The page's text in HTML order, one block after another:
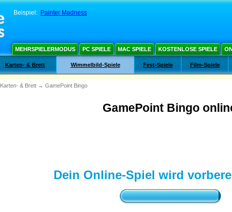
Beispiel: Painter Madness
MEHRSPIELERMODUS PC SPIELE MAC SPIELE KOSTENLOSE SPIELE
Karten- & Brett Wimmelbild-Spiele Fest-Spiele Film-Spiele
Karten- & Brett → GamePoint Bingo
GamePoint Bingo
Dein Online-Spiel wird